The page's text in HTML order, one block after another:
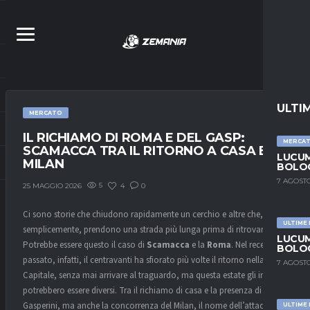
7
ULTIME
7
ULTIME
MERCATO
IL RICHIAMO DI ROMA E DEL GASP:
SCAMACCA TRA IL RITORNO A CASA E IL
MILAN
25 MAGGIO 2026 5 4 0
Ci sono storie che chiudono rapidamente un cerchio e altre che,
semplicemente, prendono una strada più lunga prima di ritrovarsi.
Potrebbe essere questo il caso di Scamacca e la Roma. Nel recente
passato, infatti, il centravanti ha sfiorato più volte il ritorno nella
Capitale, senza mai arrivare al traguardo, ma questa estate gli incroci
potrebbero essere diversi. Tra il richiamo di casa e la presenza di
Gasperini, ma anche la concorrenza del Milan, il nome dell’attaccante